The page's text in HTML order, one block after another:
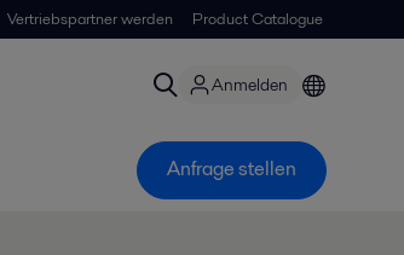
Vertriebspartner werden Product Catalogue
Anmelden
Anfrage stellen